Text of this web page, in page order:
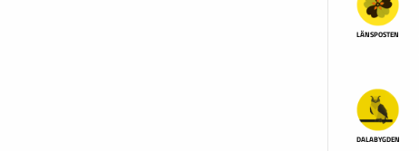
LÄNSPOSTEN
DALABYGDEN